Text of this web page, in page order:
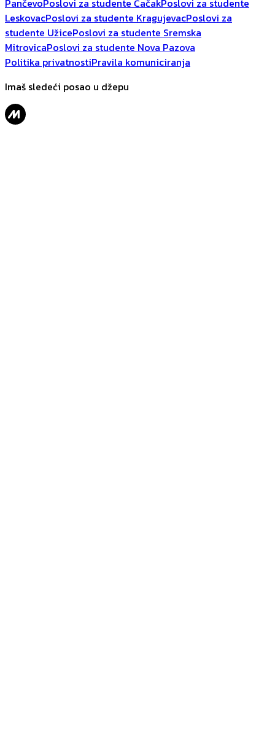
PančevoPoslovi za studente ČačakPoslovi za studente
LeskovacPoslovi za studente KragujevacPoslovi za
studente UžicePoslovi za studente Sremska
MitrovicaPoslovi za studente Nova Pazova
Politika privatnostiPravila komuniciranja
Imaš sledeći posao u džepu